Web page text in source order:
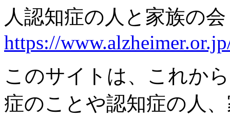
人認知症の人と家族の会
https://
このサイトは、これか
症のことや認知症の人